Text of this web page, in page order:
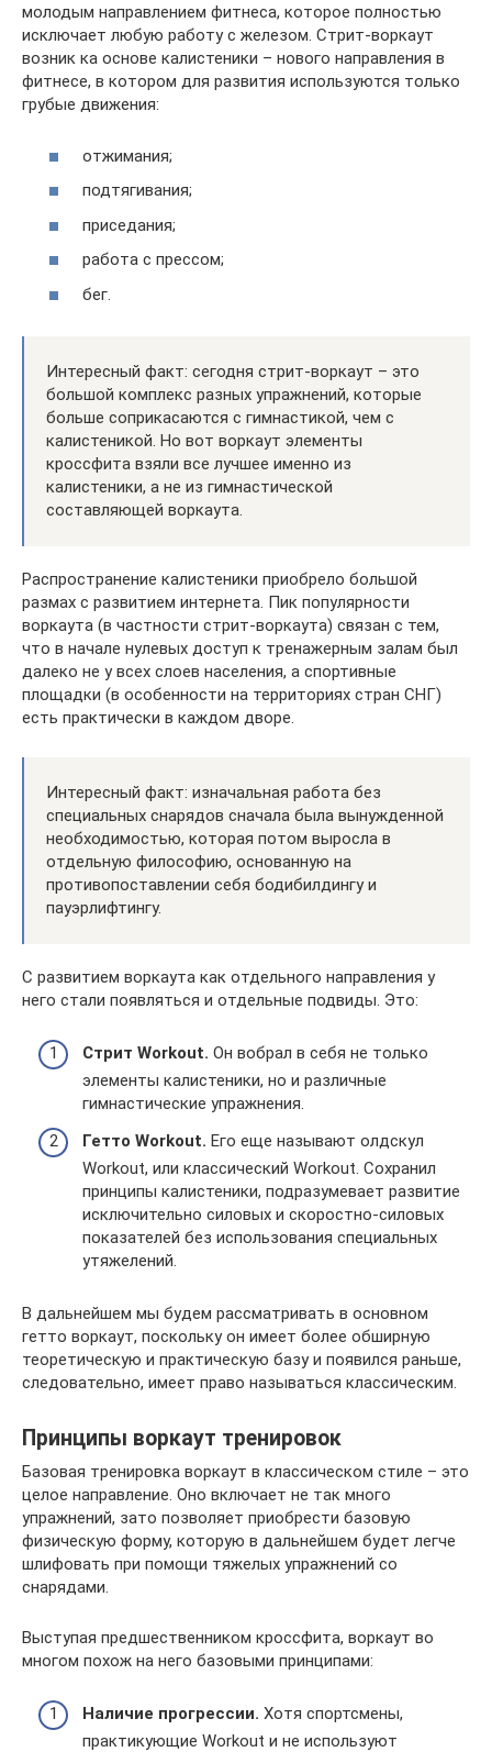
молодым направлением фитнеса, которое полностью
исключает любую работу с железом. Стрит-воркаут
возник ка основе калистеники – нового направления в
фитнесе, в котором для развития используются только
грубые движения:
отжимания;
подтягивания;
приседания;
работа с прессом;
бег.
Интересный факт: сегодня стрит-воркаут – это
большой комплекс разных упражнений, которые
больше соприкасаются с гимнастикой, чем с
калистеникой. Но вот воркаут элементы
кроссфита взяли все лучшее именно из
калистеники, а не из гимнастической
составляющей воркаута.
Распространение калистеники приобрело большой
размах с развитием интернета. Пик популярности
воркаута (в частности стрит-воркаута) связан с тем,
что в начале нулевых доступ к тренажерным залам был
далеко не у всех слоев населения, а спортивные
площадки (в особенности на территориях стран СНГ)
есть практически в каждом дворе.
Интересный факт: изначальная работа без
специальных снарядов сначала была вынужденной
необходимостью, которая потом выросла в
отдельную философию, основанную на
противопоставлении себя бодибилдингу и
пауэрлифтингу.
С развитием воркаута как отдельного направления у
него стали появляться и отдельные подвиды. Это:
Стрит Workout. Он вобрал в себя не только
элементы калистеники, но и различные
гимнастические упражнения.
Гетто Workout. Его еще называют олдскул
Workout, или классический Workout. Сохранил
принципы калистеники, подразумевает развитие
исключительно силовых и скоростно-силовых
показателей без использования специальных
утяжелений.
В дальнейшем мы будем рассматривать в основном
гетто воркаут, поскольку он имеет более обширную
теоретическую и практическую базу и появился раньше,
следовательно, имеет право называться классическим.
Принципы воркаут тренировок
Базовая тренировка воркаут в классическом стиле – это
целое направление. Оно включает не так много
упражнений, зато позволяет приобрести базовую
физическую форму, которую в дальнейшем будет легче
шлифовать при помощи тяжелых упражнений со
снарядами.
Выступая предшественником кроссфита, воркаут во
многом похож на него базовыми принципами:
Наличие прогрессии. Хотя спортсмены,
практикующие Workout и не используют